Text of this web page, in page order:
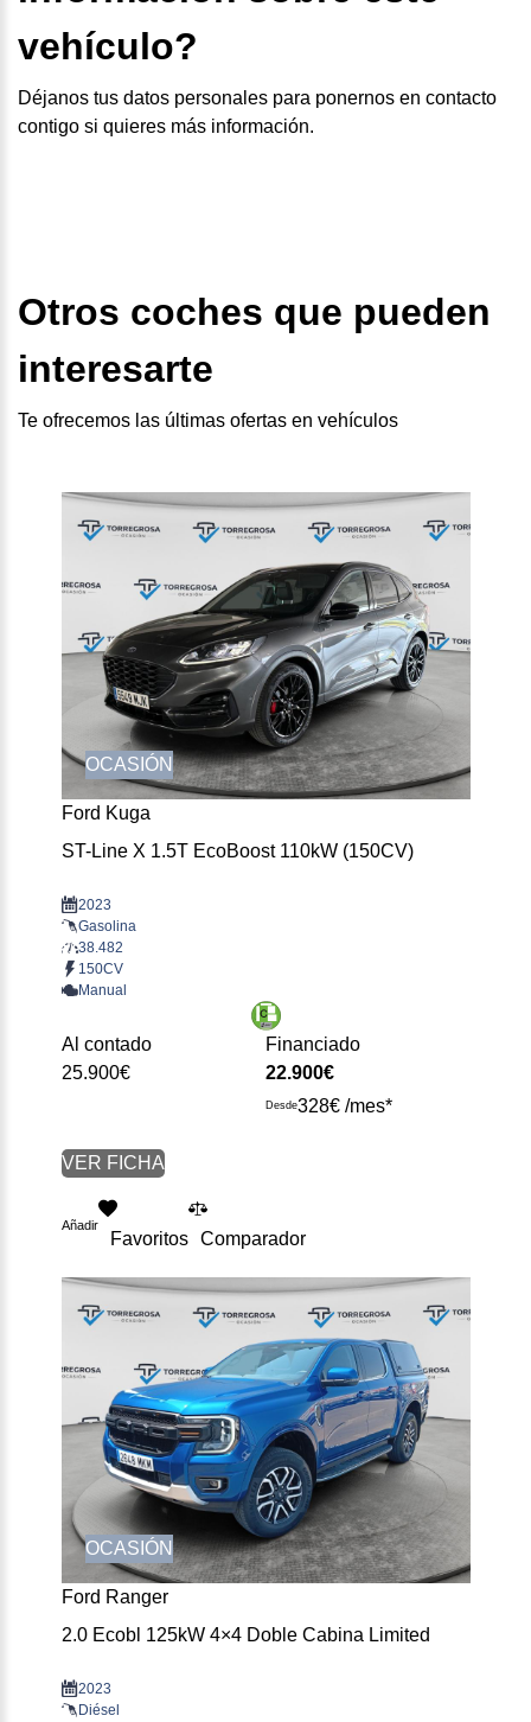
vehículo?
Déjanos tus datos personales para ponernos en contacto
contigo si quieres más información.
Otros coches que pueden
interesarte
Te ofrecemos las últimas ofertas en vehículos
OCASIÓN
Ford Kuga
ST-Line X 1.5T EcoBoost 110kW (150CV)
2023
Gasolina
38.482
150CV
Manual
Al contado
25.900€
Financiado
22.900€
Desde328€ /mes*
VER FICHA
Añadir
Favoritos Comparador
OCASIÓN
Ford Ranger
2.0 Ecobl 125kW 4×4 Doble Cabina Limited
2023
Diésel